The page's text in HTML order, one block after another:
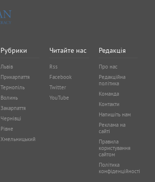
Рубрики
Львів
Прикарпаття
Тернопіль
Волинь
Закарпаття
Чернівці
Рівне
Хмельницький
Читайте нас
Rss
Facebook
Twitter
YouTube
Редакція
Про нас
Редакційна
політика
Команда
Контакти
Напишіть нам
Реклама на
сайті
Правила
користування
сайтом
Політика
конфіденційності